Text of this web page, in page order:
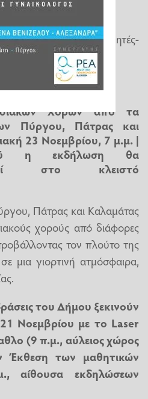
τους ίδιους τους μαθητές-
Αρχαίας Ολυμπίας.
Χορών από τα
Πύργου, Πάτρας και
23 Νοεμβρίου, 7 μ.μ. |
η εκδήλωση θα
στο κλειστό
Πάτρας και Καλαμάτας
χορούς από διάφορες
τον πλούτο της
μια γιορτινή ατμόσφαιρα,
του Δήμου ξεκινούν
Νοεμβρίου με το Laser
(9 π.μ., αύλειος χώρος
Έκθεση των μαθητικών
αίθουσα εκδηλώσεων